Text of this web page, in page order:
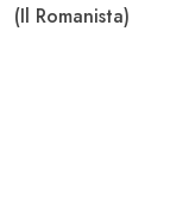
(Il Romanista)